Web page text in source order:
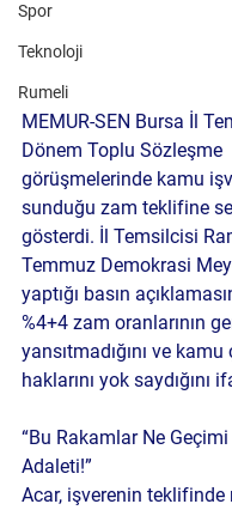
Spor
Teknoloji
Rumeli
MEMUR-SEN Bursa İl
Dönem Toplu Sözleşme
görüşmelerinde kamu
sunduğu zam teklifine
gösterdi. İl Temsilcisi
Temmuz Demokrasi
yaptığı basın
%4+4 zam oranlarının
yansıtmadığını ve kamu
haklarını yok saydığını
“Bu Rakamlar Ne
Adaleti!”
Acar, işverenin teklifinde